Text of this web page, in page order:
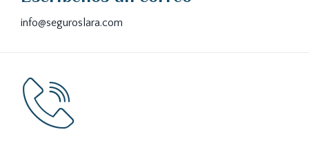
info@seguroslara.com